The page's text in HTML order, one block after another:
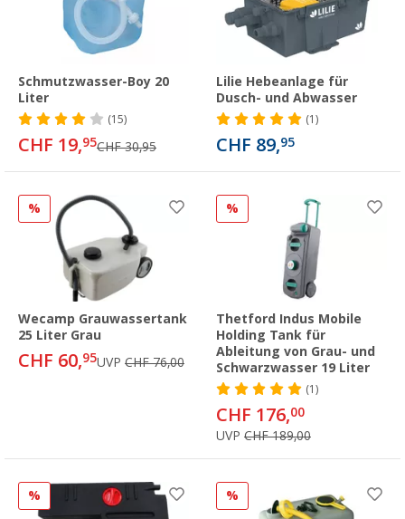
Schmutzwasser-Boy 20
Liter
(15)
CHF 19,95CHF 30,95
Lilie Hebeanlage für
Dusch- und Abwasser
(1)
CHF 89,95
%
Wecamp Grauwassertank
25 Liter Grau
CHF 60,95UVP CHF 76,00
%
Thetford Indus Mobile
Holding Tank für
Ableitung von Grau- und
Schwarzwasser 19 Liter
(1)
CHF 176,00
UVP CHF 189,00
% %